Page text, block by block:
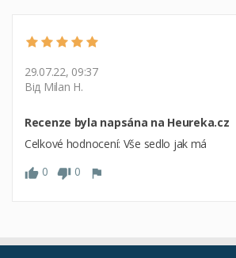
29.07.22, 09:37
Від Milan H.
Recenze byla napsána na Heureka.cz
Celkové hodnocení: Vše sedlo jak má
0
0